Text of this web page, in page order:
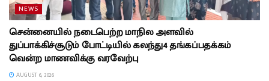
NEWS
சென்னையில் நடைபெற்ற மாநில அளவில்
துப்பாக்கிச்சூடும் போட்டியில் கலந்து4 தங்கப்பதக்கம்
வென்ற மாணவிக்கு வரவேற்பு
AUGUST 6, 2026